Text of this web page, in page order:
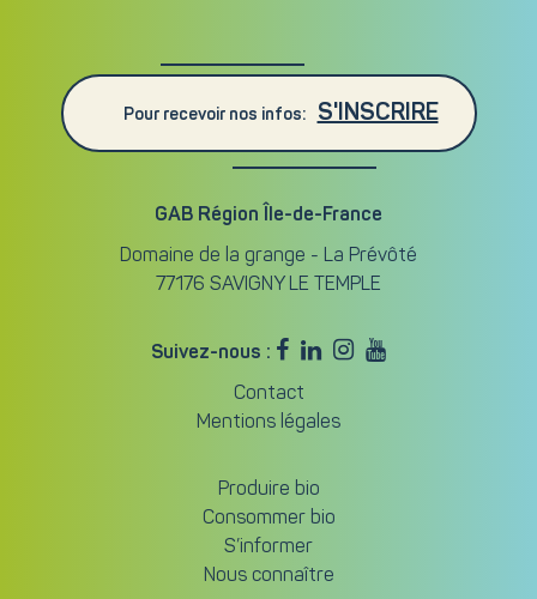
Pour recevoir nos infos: S'INSCRIRE
GAB Région Île-de-France
Domaine de la grange - La Prévôté
77176 SAVIGNY LE TEMPLE
Suivez-nous :    
Contact
Mentions légales
Produire bio
Consommer bio
S’informer
Nous connaître